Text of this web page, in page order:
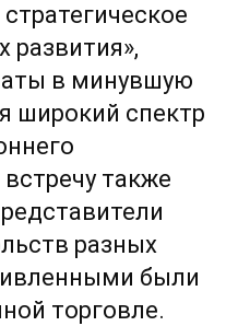
развития»,
в минувшую
широкий спектр
также
разных
были
торговле.